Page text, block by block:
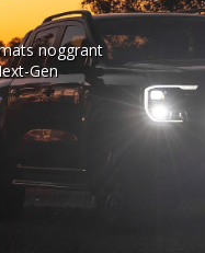
noggrant
Gen